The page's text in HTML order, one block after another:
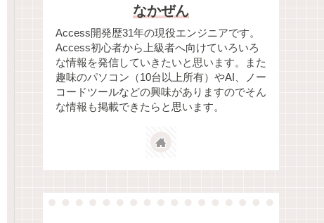
なかぜん
Access開発歴31年の現役エンジニアです。
Access初心者から上級者へ向けていろいろ
な情報を発信していきたいと思います。また
趣味のパソコン（10台以上所有）やAI、ノー
コードツールなどの興味がありますのでそん
な情報も掲載できたらと思います。